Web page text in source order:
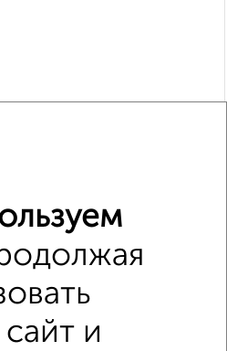
рядом
от проспект Кирова 76
и